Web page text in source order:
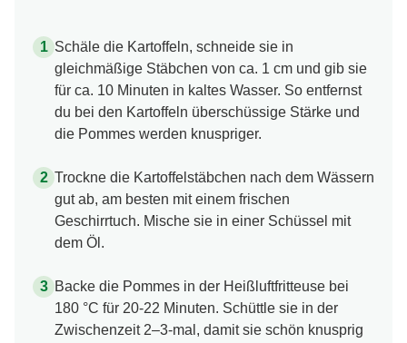
Schäle die Kartoffeln, schneide sie in
gleichmäßige Stäbchen von ca. 1 cm und gib sie
für ca. 10 Minuten in kaltes Wasser. So entfernst
du bei den Kartoffeln überschüssige Stärke und
die Pommes werden knuspriger.
Trockne die Kartoffelstäbchen nach dem Wässern
gut ab, am besten mit einem frischen
Geschirrtuch. Mische sie in einer Schüssel mit
dem Öl.
Backe die Pommes in der Heißluftfritteuse bei
180 °C für 20-22 Minuten. Schüttle sie in der
Zwischenzeit 2–3-mal, damit sie schön knusprig